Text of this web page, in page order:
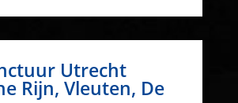
Utrecht
Rijn, Vleuten, De